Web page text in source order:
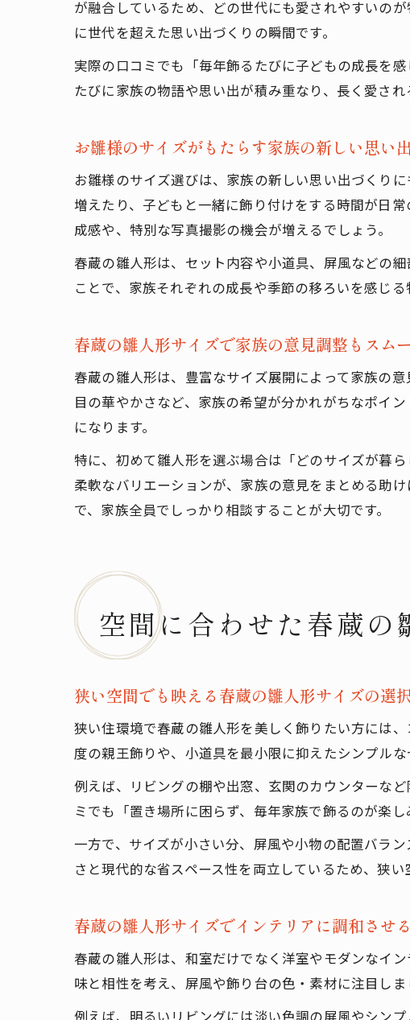
失敗
が融合しているため、どの世代にも愛されやすいの
に世代を超えた思い出づくりの瞬間です。
実際の口コミでも「毎年飾るたびに子どもの成長を
たびに家族の物語や思い出が積み重なり、長く愛さ
お雛様のサイズがもたらす家族の新しい思い出
お雛様のサイズ選びは、家族の新しい思い出づくり
増えたり、子どもと一緒に飾り付けをする時間が日
成感や、特別な写真撮影の機会が増えるでしょう。
春蔵の雛人形は、セット内容や小道具、屏風などの
ことで、家族それぞれの成長や季節の移ろいを感じ
春蔵の雛人形サイズで家族の意見調整もスム
春蔵の雛人形は、豊富なサイズ展開によって家族の
目の華やかさなど、家族の希望が分かれがちなポイ
になります。
特に、初めて雛人形を選ぶ場合は「どのサイズが暮
柔軟なバリエーションが、家族の意見をまとめる助
で、家族全員でしっかり相談することが大切です。
空間に合わせた春蔵の
狭い空間でも映える春蔵の雛人形サイズの選
狭い住環境で春蔵の雛人形を美しく飾りたい方には
度の親王飾りや、小道具を最小限に抑えたシンプルな
例えば、リビングの棚や出窓、玄関のカウンターな
ミでも「置き場所に困らず、毎年家族で飾るのが楽し
一方で、サイズが小さい分、屏風や小物の配置バラ
さと現代的な省スペース性を両立しているため、狭い
春蔵の雛人形サイズでインテリアに調和させ
春蔵の雛人形は、和室だけでなく洋室やモダンなイ
味と相性を考え、屏風や飾り台の色・素材に注目しま
例えば、明るいリビングには淡い色調の屏風やシン